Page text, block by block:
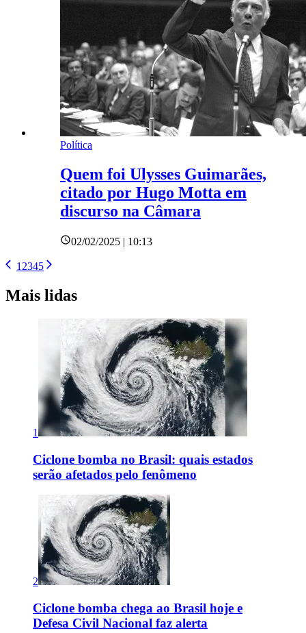
Política
Quem foi Ulysses Guimarães,
citado por Hugo Motta em
discurso na Câmara
02/02/2025 | 10:13
1 2345
Mais lidas
1
Ciclone bomba no Brasil: quais estados
serão afetados pelo fenômeno
2
Ciclone bomba chega ao Brasil hoje e
Defesa Civil Nacional faz alerta